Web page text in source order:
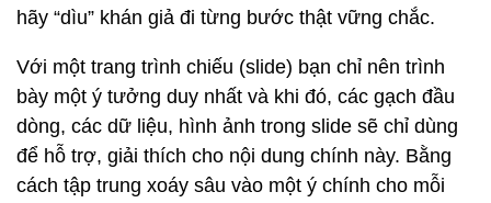
hãy “dìu” khán giả đi từng bước thật vững chắc.
Với một trang trình chiếu (slide) bạn chỉ nên trình
bày một ý tưởng duy nhất và khi đó, các gạch đầu
dòng, các dữ liệu, hình ảnh trong slide sẽ chỉ dùng
để hỗ trợ, giải thích cho nội dung chính này. Bằng
cách tập trung xoáy sâu vào một ý chính cho mỗi